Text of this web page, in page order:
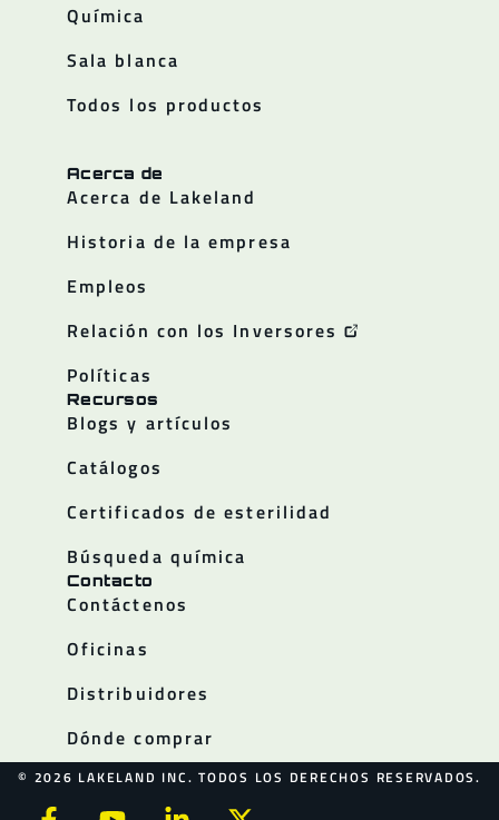
Química
Sala blanca
Todos los productos
Acerca de
Acerca de Lakeland
Historia de la empresa
Empleos
Relación con los Inversores
Políticas
Recursos
Blogs y artículos
Catálogos
Certificados de esterilidad
Búsqueda química
Contacto
Contáctenos
Oficinas
Distribuidores
Dónde comprar
© 2026 LAKELAND INC. TODOS LOS DERECHOS RESERVADOS.